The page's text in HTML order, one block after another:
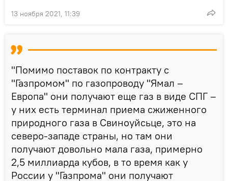
13 ноября 2021, 11:39
"Помимо поставок по контракту с
"Газпромом" по газопроводу "Ямал –
Европа" они получают еще газ в виде СПГ –
у них есть терминал приема сжиженного
природного газа в Свиноуйсьце, это на
северо-западе страны, но там они
получают довольно мала газа, примерно
2,5 миллиарда кубов, в то время как у
России у "Газпрома" они получают